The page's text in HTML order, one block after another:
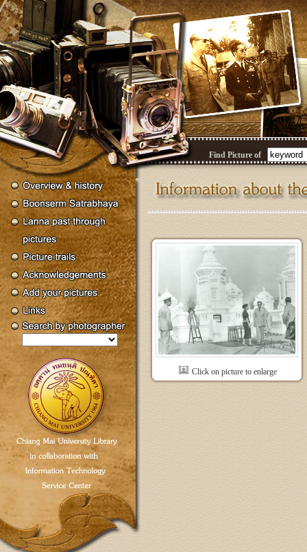
Find Picture of
Click on picture to enlarge